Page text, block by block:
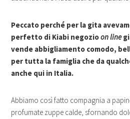
Peccato perché per la gita
perfetto di Kiabi negozioon line
vende abbigliamento comodo,
per tutta la famiglia che da
anche qui in Italia.
Abbiamo così fatto compagnia a
profumate zuppe calde, sfornando